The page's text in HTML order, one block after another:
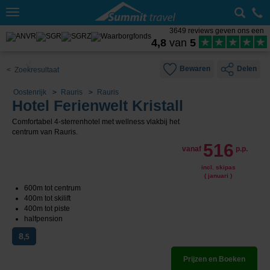
Toggle
3649 reviews geven ons een
4,8 van 5
< Zoekresultaat Bewaren Delen
Oostenrijk Rauris Rauris
Hotel Ferienwelt Kristall
Comfortabel 4-sterrenhotel met wellness vlakbij het
centrum van Rauris.
vanaf 516 p.p.
incl. skipas
( januari )
600m tot centrum
400m tot skilift
400m tot piste
halfpension
8,5
Prijzen en Boeken